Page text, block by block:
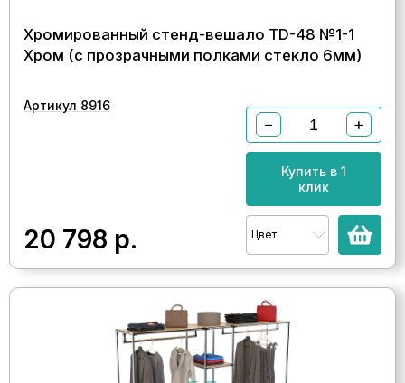
Хромированный стенд-вешало TD-48 №1-1
Хром (с прозрачными полками стекло 6мм)
Артикул 8916
20 798 р.
− +
Купить в 1
клик
Цвет